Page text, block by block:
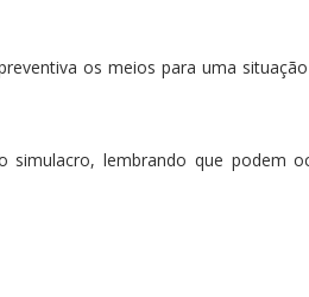
os meios para uma
lembrando que podem